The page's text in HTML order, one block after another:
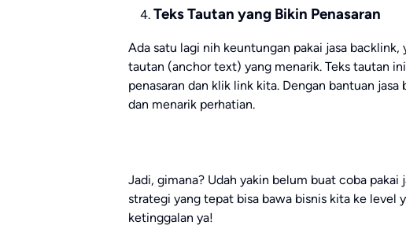
Teks Tautan yang Bikin Penasaran
Ada satu lagi nih keuntungan pakai jasa
tautan (anchor text) yang menarik. Teks tautan
penasaran dan klik link kita. Dengan bantuan
dan menarik perhatian.
Jadi, gimana? Udah yakin belum buat coba
strategi yang tepat bisa bawa bisnis kita ke level
ketinggalan ya!